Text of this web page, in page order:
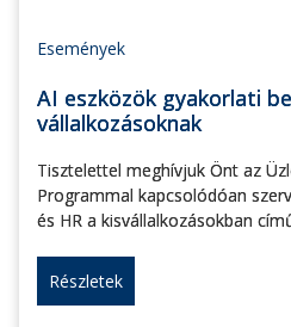
Események
AI eszközök gyakorlati
vállalkozásoknak
Tisztelettel meghívjuk Önt az
Programmal kapcsolódóan
és HR a kisvállalkozásokban
Részletek